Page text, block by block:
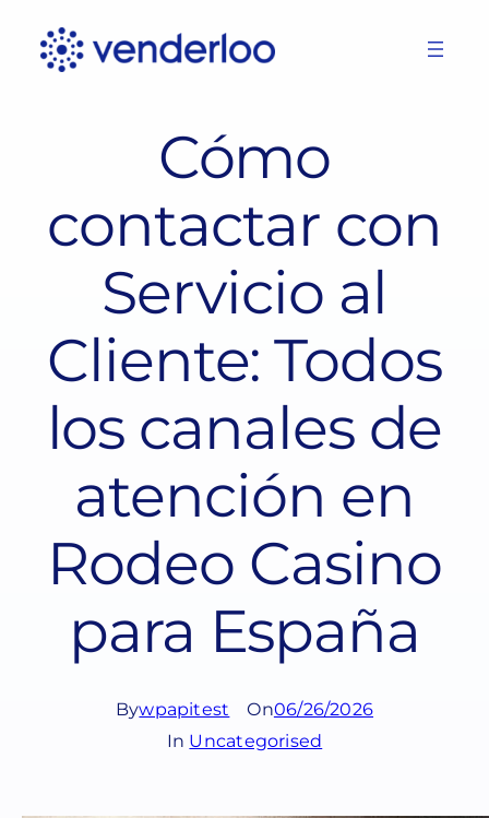
content
Cómo
contactar con
Servicio al
Cliente: Todos
los canales de
atención en
Rodeo Casino
para España
Bywpapitest On06/26/2026
In Uncategorised